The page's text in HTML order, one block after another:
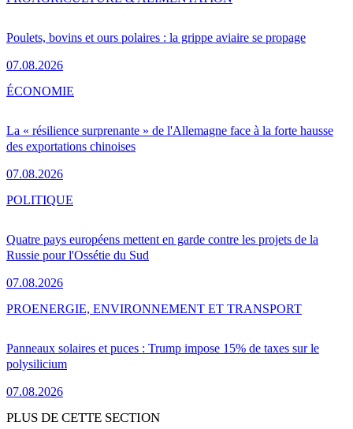
Poulets, bovins et ours polaires : la grippe aviaire se propage
07.08.2026
La « résilience surprenante » de l'Allemagne face à la forte hausse
des exportations chinoises
07.08.2026
ÉCONOMIE
Quatre pays européens mettent en garde contre les projets de la
Russie pour l'Ossétie du Sud
07.08.2026
POLITIQUE
Panneaux solaires et puces : Trump impose 15% de taxes sur le
polysilicium
07.08.2026
PROENERGIE, ENVIRONNEMENT ET TRANSPORT
PLUS DE CETTE SECTION